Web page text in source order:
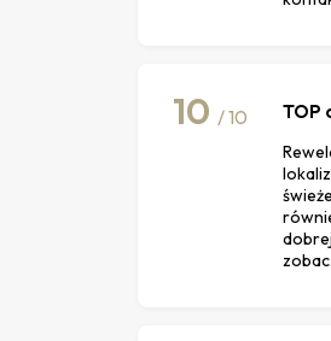
10 / 10 TOP